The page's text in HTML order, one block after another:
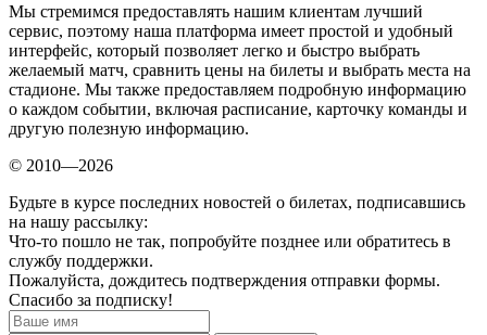
Мы стремимся предоставлять нашим клиентам лучший
сервис, поэтому наша платформа имеет простой и удобный
интерфейс, который позволяет легко и быстро выбрать
желаемый матч, сравнить цены на билеты и выбрать места на
стадионе. Мы также предоставляем подробную информацию
о каждом событии, включая расписание, карточку команды и
другую полезную информацию.
© 2010—2026
Будьте в курсе последних новостей о билетах, подписавшись
на нашу рассылку:
Что-то пошло не так, попробуйте позднее или обратитесь в
службу поддержки.
Пожалуйста, дождитесь подтверждения отправки формы.
Спасибо за подписку!